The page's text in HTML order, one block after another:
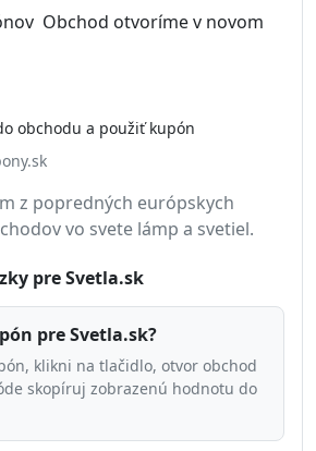
Obchod otvoríme v novom
obchodu a použiť kupón
z popredných európskych
vo svete lámp a svetiel.
pre Svetla.sk
pre Svetla.sk?
klikni na tlačidlo, otvor obchod
skopíruj zobrazenú hodnotu do